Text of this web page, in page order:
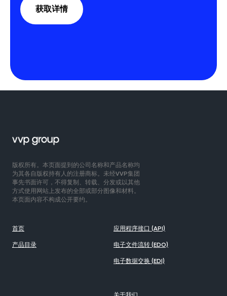
获取详情
版权所有。本页面提到的公司名称和产品名称均
为其各自版权持有人的注册商标。未经VVP集团
事先书面许可，不得复制、转载、分发或以其他
方式使用网站上发布的全部或部分图像和材料。
本页面内容不构成公开要约。
首页
产品目录
应用程序接口 (API)
电子文件流转 (EDO)
电子数据交换 (EDI)